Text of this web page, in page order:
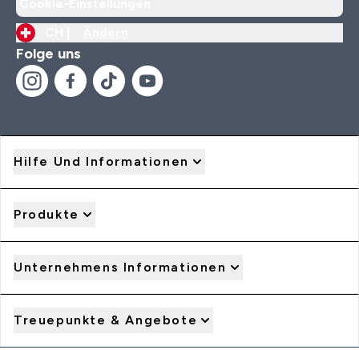
Folge uns
Hilfe Und Informationen
Produkte
Unternehmens Informationen
Treuepunkte & Angebote